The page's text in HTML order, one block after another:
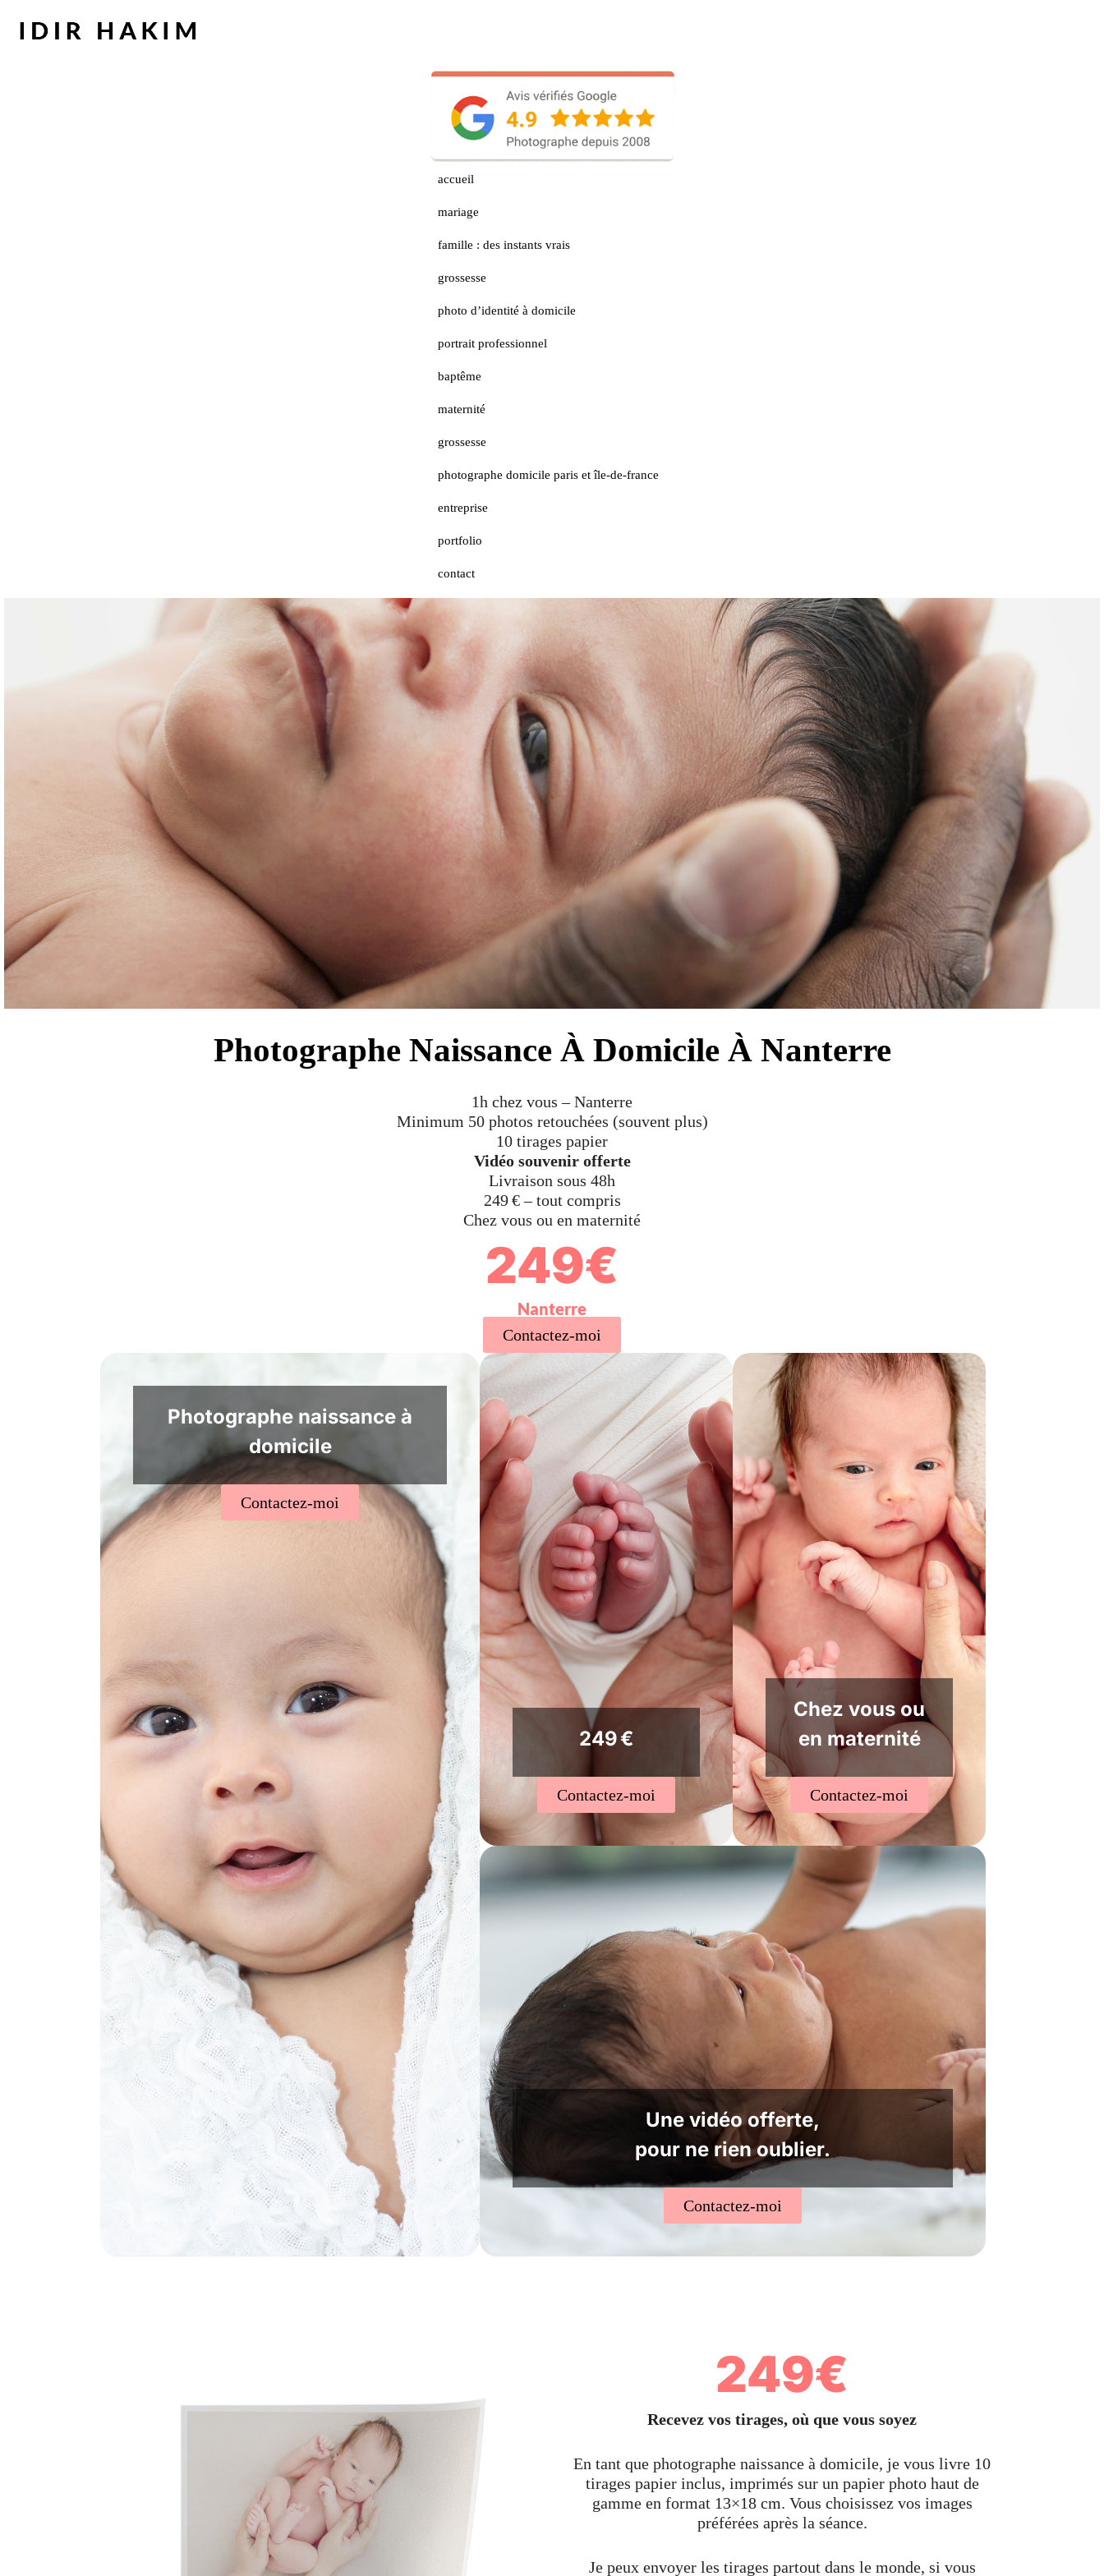
accueil
mariage
famille : des instants vrais
grossesse
photo d’identité à domicile
portrait professionnel
baptême
maternité
grossesse
photographe domicile paris et île-de-france
entreprise
portfolio
contact
Photographe Naissance À Domicile À Nanterre
1h chez vous – Nanterre
Minimum 50 photos retouchées (souvent plus)
10 tirages papier
Vidéo souvenir offerte
Livraison sous 48h
249 € – tout compris
Chez vous ou en maternité
249€
Nanterre
Contactez-moi
Photographe naissance à
domicile
Contactez-moi
249 €
Contactez-moi
Chez vous ou
en maternité
Contactez-moi
Une vidéo offerte,
pour ne rien oublier.
Contactez-moi
249€
Recevez vos tirages, où que vous soyez
En tant que photographe naissance à domicile, je vous livre 10
tirages papier inclus, imprimés sur un papier photo haut de
gamme en format 13×18 cm. Vous choisissez vos images
préférées après la séance.
Je peux envoyer les tirages partout dans le monde, si vous